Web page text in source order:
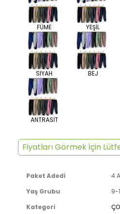
FÜME YEŞİL
SIYAH BEJ
ANTRASİT
Fiyatları Görmek İçin
Paket Adedi
4
Yaş Grubu
9-
Kategori